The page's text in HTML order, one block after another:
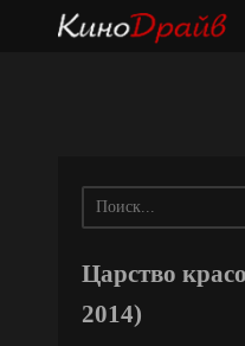
Царство
2014)